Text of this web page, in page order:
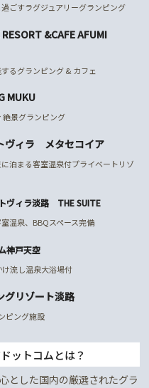
ごすラグジュアリーグランピング
RESORT &CAFE AFUMI
るグランピング & カフェ
MUKU
絶景グランピング
ヴィラ メタセコイア
泊まる客室温泉付プライベートリゾ
ヴィラ淡路 THE SUITE
温泉、BBQスペース完備
神戸天空
流し温泉大浴場付
グリゾート淡路
ピング施設
ットコムとは？
とした国内の厳選されたグラ